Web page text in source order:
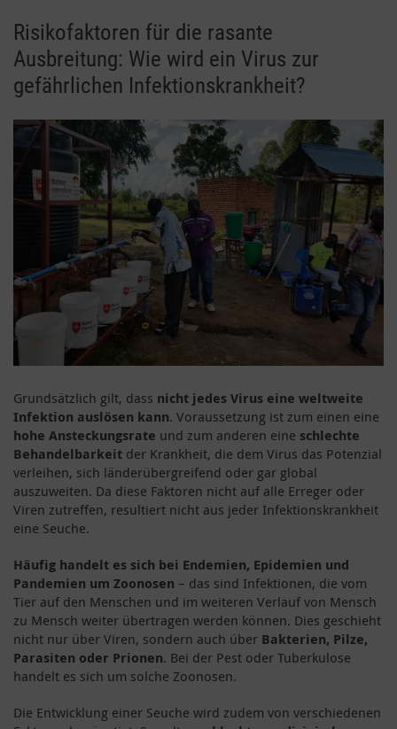
Risikofaktoren für die rasante
Ausbreitung: Wie wird ein Virus zur
gefährlichen Infektionskrankheit?
Grundsätzlich gilt, dass nicht jedes Virus eine weltweite
Infektion auslösen kann. Voraussetzung ist zum einen eine
hohe Ansteckungsrate und zum anderen eine schlechte
Behandelbarkeit der Krankheit, die dem Virus das Potenzial
verleihen, sich länderübergreifend oder gar global
auszuweiten. Da diese Faktoren nicht auf alle Erreger oder
Viren zutreffen, resultiert nicht aus jeder Infektionskrankheit
eine Seuche.
Häufig handelt es sich bei Endemien, Epidemien und
Pandemien um Zoonosen – das sind Infektionen, die vom
Tier auf den Menschen und im weiteren Verlauf von Mensch
zu Mensch weiter übertragen werden können. Dies geschieht
nicht nur über Viren, sondern auch über Bakterien, Pilze,
Parasiten oder Prionen. Bei der Pest oder Tuberkulose
handelt es sich um solche Zoonosen.
Die Entwicklung einer Seuche wird zudem von verschiedenen